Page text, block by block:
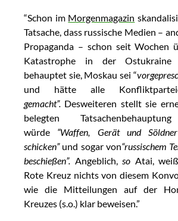
“Schon im Morgenmagazin
Tatsache, dass russische Medien –
Propaganda – schon seit Wochen
Katastrophe in der Ostukraine
behauptet sie, Moskau sei “
und hätte alle
gemacht”. Desweiteren stellt sie
belegten
würde “Waffen, Gerät und
schicken”und sogar von“russischem
beschießen”. Angeblich,so Atai,
Rote Kreuz nichts von diesem
wie die Mitteilungen auf der
Kreuzes (s.o.) klar beweisen.”